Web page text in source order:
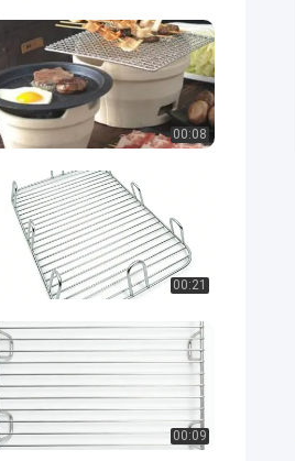
00:08
00:21
00:09